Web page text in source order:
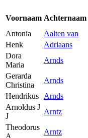
Voornaam Achternaam
Antonia
Aalten van
Henk
Adriaans
Dora
Maria
Arnds
Gerarda
Christina
Arnds
Hendrikus
Arnds
Arnoldus J
J
Arntz
Theodorus
Arntz